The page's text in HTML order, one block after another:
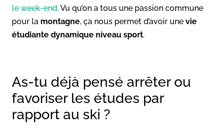
le week-end. Vu qu’on a tous une passion commune
pour la montagne, ça nous permet d’avoir une vie
étudiante dynamique niveau sport.
As-tu déjà pensé arrêter ou
favoriser les études par
rapport au ski ?